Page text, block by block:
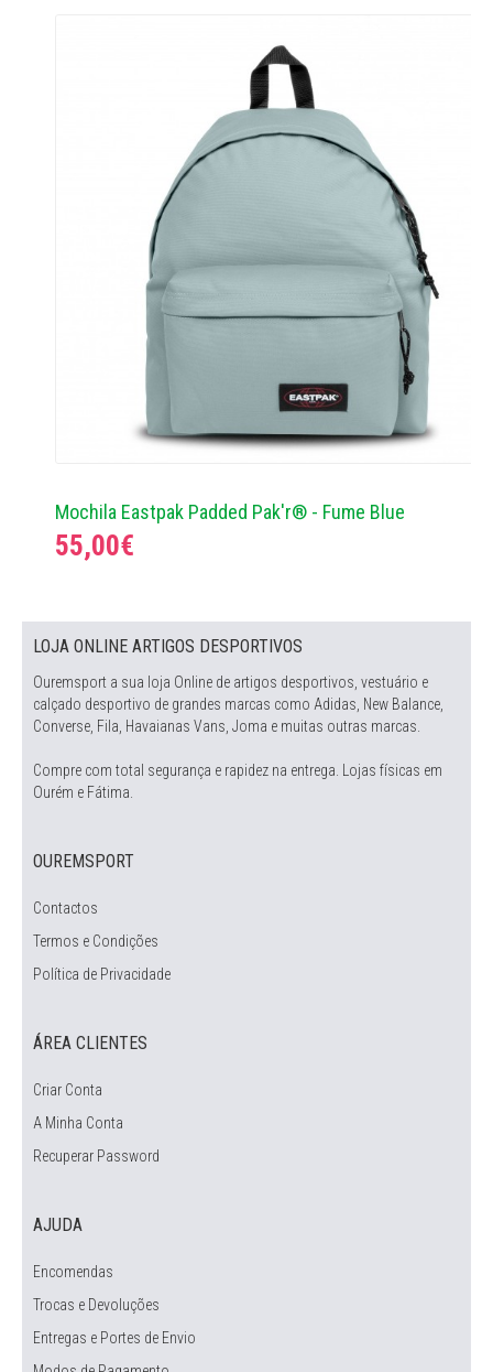
Mochila Eastpak Padded Pak'r® - Fume Blue
55,00€
LOJA ONLINE ARTIGOS DESPORTIVOS
Ouremsport a sua loja Online de artigos desportivos, vestuário e
calçado desportivo de grandes marcas como Adidas, New Balance,
Converse, Fila, Havaianas Vans, Joma e muitas outras marcas.
Compre com total segurança e rapidez na entrega. Lojas físicas em
Ourém e Fátima.
OUREMSPORT
Contactos
Termos e Condições
Política de Privacidade
ÁREA CLIENTES
Criar Conta
A Minha Conta
Recuperar Password
AJUDA
Encomendas
Trocas e Devoluções
Entregas e Portes de Envio